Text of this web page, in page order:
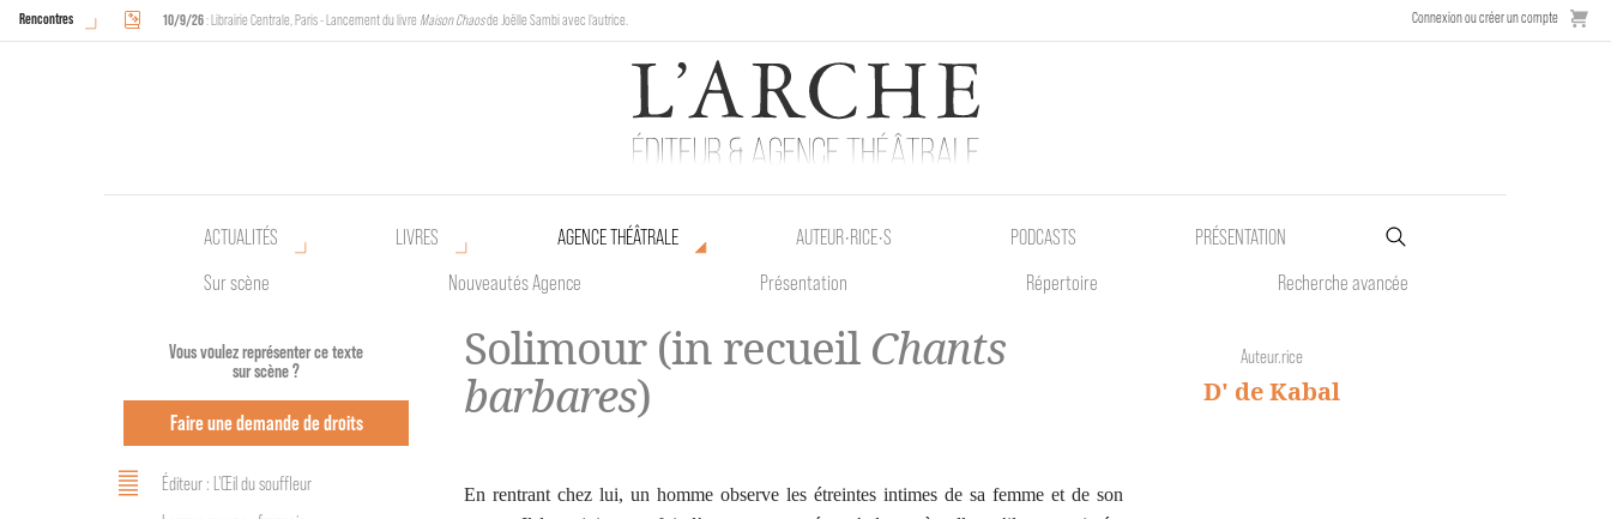
Rencontres 10/9/26: Librairie Centrale, Paris - Lancement du livre Maison Chaosde Joëlle Sambi avec l'autrice.
: Halles de Schaerbeek, Bruxelles - L'Arche sera présente au Poetik Bazar tout le weekend !
Connexion ou créer un compte
ACTUALITÉS LIVRES
AGENCE THÉÂTRALE
Sur scène
Nouveautés Agence Présentation Répertoire Recherche avancée
AUTEUR•RICE•S PODCASTS PRÉSENTATION
Vous voulez représenter ce texte
sur scène ?
Faire une demande de droits
Éditeur : L'Œil du souffleur
Solimour (in recueil Chants
barbares)
En rentrant chez lui, un homme observe les étreintes intimes de sa femme et de son
Auteur.rice
D' de Kabal